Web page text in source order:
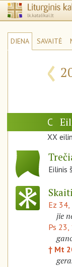
DIENA SAVAITĖ
‹
C
XX
Eilinis
Ez
jie
Ps
† Mt